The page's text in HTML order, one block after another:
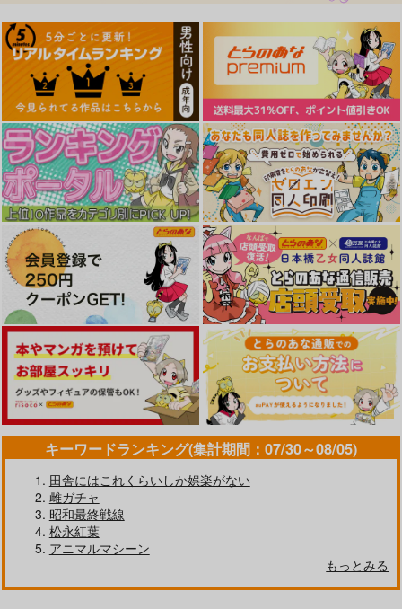
キーワードランキング(集計期間：07/30～08/05)
田舎にはこれくらいしか娯楽がない
雌ガチャ
昭和最終戦線
松永紅葉
アニマルマシーン
もっとみる